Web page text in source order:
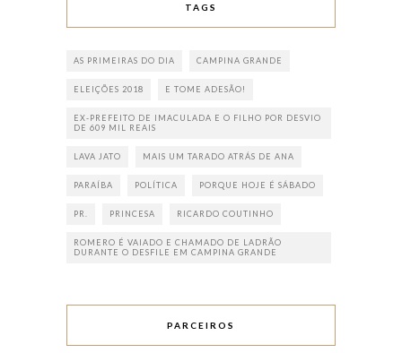
TAGS
AS PRIMEIRAS DO DIA CAMPINA GRANDE
ELEIÇÕES 2018 E TOME ADESÃO!
EX-PREFEITO DE IMACULADA E O FILHO POR DESVIO
DE 609 MIL REAIS
LAVA JATO MAIS UM TARADO ATRÁS DE ANA
PARAÍBA POLÍTICA PORQUE HOJE É SÁBADO
PR. PRINCESA RICARDO COUTINHO
ROMERO É VAIADO E CHAMADO DE LADRÃO
DURANTE O DESFILE EM CAMPINA GRANDE
PARCEIROS